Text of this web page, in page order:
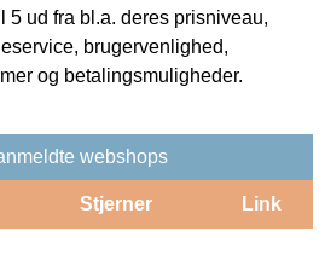
5 ud fra bl.a. deres prisniveau,
brugervenlighed,
og betalingsmuligheder.
webshops
Stjerner Link